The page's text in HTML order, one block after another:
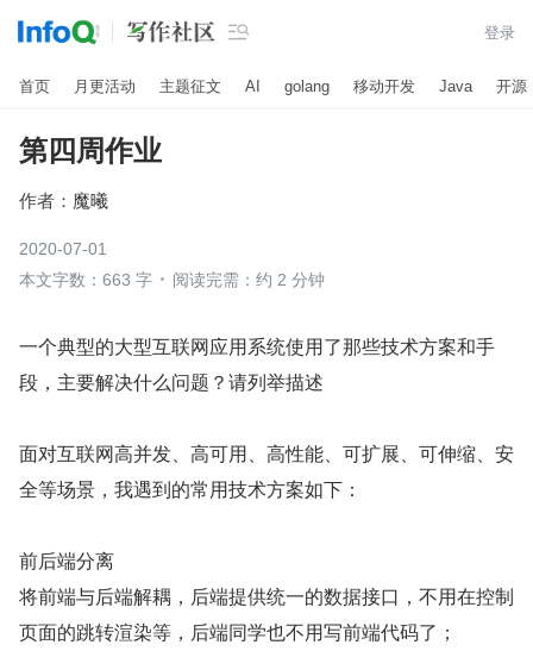
 登录
首页 月更活动 主题征文 AI golang 移动开发 Java 开源
第四周作业
作者： 魔曦
2020-07-01
本文字数：663 字
阅读完需：约 2 分钟
一个典型的大型互联网应用系统使用了那些技术方案和手
段，主要解决什么问题？请列举描述
面对互联网高并发、高可用、高性能、可扩展、可伸缩、安
全等场景，我遇到的常用技术方案如下：
前后端分离
将前端与后端解耦，后端提供统一的数据接口，不用在控制
页面的跳转渲染等，后端同学也不用写前端代码了；